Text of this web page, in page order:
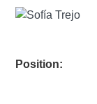
Position: